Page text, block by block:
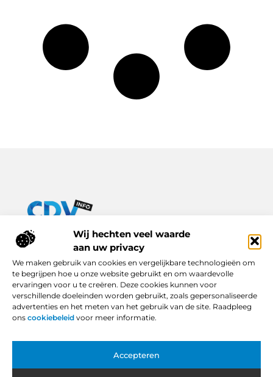
Wij hechten veel waarde
aan uw privacy
We maken gebruik van cookies en vergelijkbare technologieën om
te begrijpen hoe u onze website gebruikt en om waardevolle
ervaringen voor u te creëren. Deze cookies kunnen voor
verschillende doeleinden worden gebruikt, zoals gepersonaliseerde
advertenties en het meten van het gebruik van de site. Raadpleeg
ons cookiebeleid voor meer informatie.
Accepteren
Van praktische tips tot inspirerende verhalen – alles op Cdv-
Ontdek een breed scala aan blogs en artikelen die je dagelijks
leven verrijken, van handige adviezen tot boeiende inzichten.
Bericht categorie
Onze informatie